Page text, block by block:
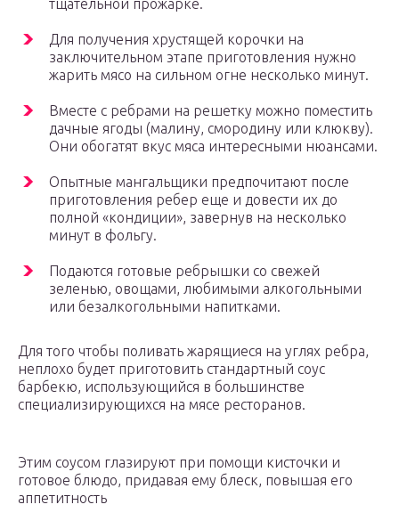
тщательной прожарке.
Для получения хрустящей корочки на
заключительном этапе приготовления нужно
жарить мясо на сильном огне несколько минут.
Вместе с ребрами на решетку можно поместить
дачные ягоды (малину, смородину или клюкву).
Они обогатят вкус мяса интересными нюансами.
Опытные мангальщики предпочитают после
приготовления ребер еще и довести их до
полной «кондиции», завернув на несколько
минут в фольгу.
Подаются готовые ребрышки со свежей
зеленью, овощами, любимыми алкогольными
или безалкогольными напитками.
Для того чтобы поливать жарящиеся на углях ребра,
неплохо будет приготовить стандартный соус
барбекю, использующийся в большинстве
специализирующихся на мясе ресторанов.
Этим соусом глазируют при помощи кисточки и
готовое блюдо, придавая ему блеск, повышая его
аппетитность